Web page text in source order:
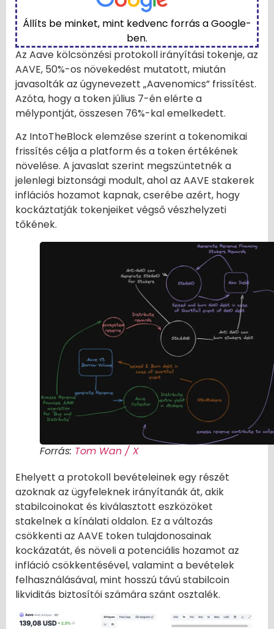
Állíts be minket, mint kedvenc forrás a Google-
ben.
Az Aave kölcsönzési protokoll irányítási tokenje, az
AAVE, 50%-os növekedést mutatott, miután
javasolták az úgynevezett „Aavenomics” frissítést.
Azóta, hogy a token július 7-én elérte a
mélypontját, összesen 76%-kal emelkedett.
Az IntoTheBlock elemzése szerint a tokenomikai
frissítés célja a platform és a token értékének
növelése. A javaslat szerint megszüntetnék a
jelenlegi biztonsági modult, ahol az AAVE stakerek
inflációs hozamot kapnak, cserébe azért, hogy
kockáztatják tokenjeiket végső vészhelyzeti
tőkének.
Forrás: Tom Wan / X
Ehelyett a protokoll bevételeinek egy részét
azoknak az ügyfeleknek irányítanák át, akik
stabilcoinokat és kiválasztott eszközöket
stakelnek a kínálati oldalon. Ez a változás
csökkenti az AAVE token tulajdonosainak
kockázatát, és növeli a potenciális hozamot az
infláció csökkentésével, valamint a bevételek
felhasználásával, mint hosszú távú stabilcoin
likviditás biztosítói számára szánt osztalék.